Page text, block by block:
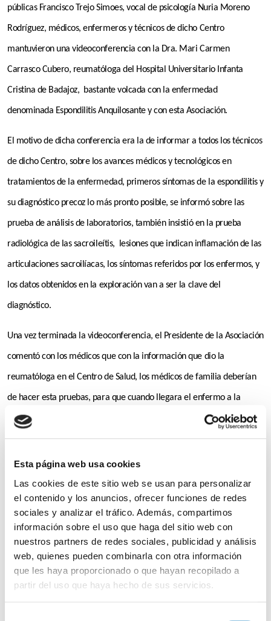
Esta página web usa cookies
Las cookies de este sitio web se usan para personalizar
el contenido y los anuncios, ofrecer funciones de redes
sociales y analizar el tráfico. Además, compartimos
información sobre el uso que haga del sitio web con
nuestros partners de redes sociales, publicidad y análisis
web, quienes pueden combinarla con otra información
que les haya proporcionado o que hayan recopilado a
partir del uso que haya hecho de sus servicios.
públicas Francisco Trejo Simoes, vocal de psicología Nuria Moreno
Rodríguez, médicos, enfermeros y técnicos de dicho Centro
mantuvieron una videoconferencia con la Dra. Mari Carmen
Carrasco Cubero, reumatóloga del Hospital Universitario Infanta
Cristina de Badajoz, bastante volcada con la enfermedad
denominada Espondilitis Anquilosante y con esta Asociación.
El motivo de dicha conferencia era la de informar a todos los técnicos
de dicho Centro, sobre los avances médicos y tecnológicos en
tratamientos de la enfermedad, primeros síntomas de la espondilitis y
su diagnóstico precoz lo más pronto posible, se informó sobre las
prueba de análisis de laboratorios, también insistió en la prueba
radiológica de las sacroileítis, lesiones que indican inflamación de las
articulaciones sacroilíacas, los síntomas referidos por los enfermos, y
los datos obtenidos en la exploración van a ser la clave del
diagnóstico.
Una vez terminada la videoconferencia, el Presidente de la Asociación
comentó con los médicos que con la información que dio la
reumatóloga en el Centro de Salud, los médicos de familia deberían
de hacer esta pruebas, para que cuando llegara el enfermo a la
consulta del reumatólogo llevara ya mucho camino andado, para que
el especialista pudiera empezar con los tratamientos lo antes posible,
porque los primeros meses son importantes para el diagnóstico de la
Espondilitis Anquilosante, también los representantes de AEXPE
comentaron que había enfermos que necesitaban asistencia de
no podían costearse esa asistencia psicológica.
Lo mismo médicos que los miembros de la Asociación salieron
bastantes satisfechos, ya que la información fue bastante buena y